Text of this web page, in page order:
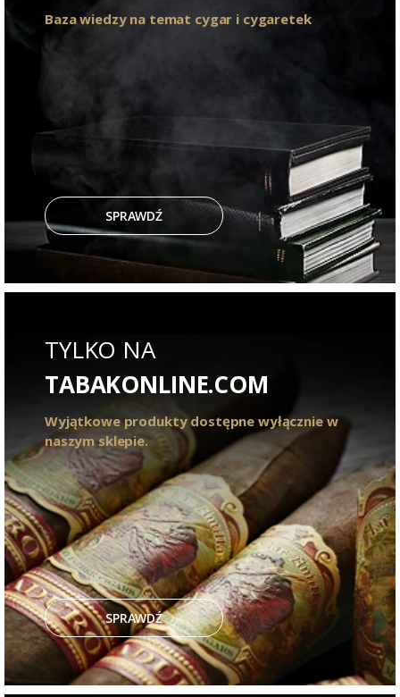
Baza wiedzy na temat cygar i cygaretek
SPRAWDŹ
TYLKO NA
TABAKONLINE.COM
Wyjątkowe produkty dostępne wyłącznie w
naszym sklepie.
SPRAWDŹ